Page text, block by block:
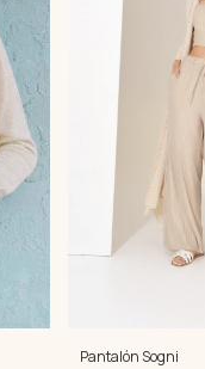
Pantalón Sogni